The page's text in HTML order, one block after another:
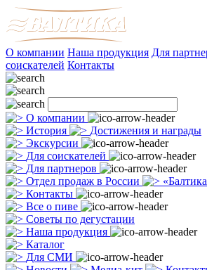
О компании Наша продукция Для
соискателей Контакты
О компании
История
Достижения и награды
Экскурсии
Для соискателей
Для партнеров
Отдел продаж в России
Контакты
Все о пиве
Советы по дегустации
Наша продукция
Каталог
Для СМИ